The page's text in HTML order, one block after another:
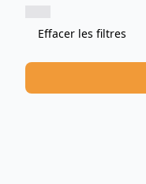
Effacer les filtres